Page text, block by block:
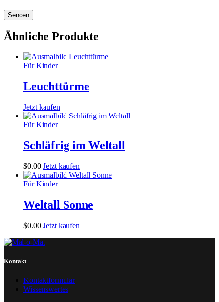
Ähnliche Produkte
Für Kinder
Leuchttürme
Jetzt kaufen
Für Kinder
Schläfrig im Weltall
$0.00 Jetzt kaufen
Für Kinder
Weltall Sonne
$0.00 Jetzt kaufen
Kontakt
Kontaktformular
Wissenswertes